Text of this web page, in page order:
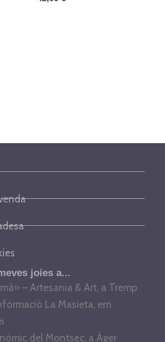
joies a...
– Artesania & Art, a Tremp
La Masieta, em
del Montsec, a Àger